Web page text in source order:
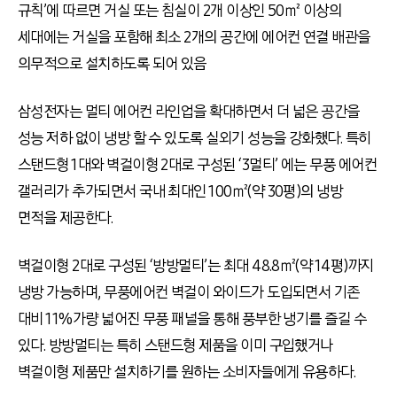
규칙’에 따르면 거실 또는 침실이 2개 이상인 50㎡ 이상의
세대에는 거실을 포함해 최소 2개의 공간에 에어컨 연결 배관을
의무적으로 설치하도록 되어 있음
삼성전자는 멀티 에어컨 라인업을 확대하면서 더 넓은 공간을
성능 저하 없이 냉방 할 수 있도록 실외기 성능을 강화했다. 특히
스탠드형 1대와 벽걸이형 2대로 구성된 ‘3멀티’ 에는 무풍 에어컨
갤러리가 추가되면서 국내 최대인 100㎡(약 30평)의 냉방
면적을 제공한다.
벽걸이형 2대로 구성된 ‘방방멀티’는 최대 48.8㎡(약 14평)까지
냉방 가능하며, 무풍에어컨 벽걸이 와이드가 도입되면서 기존
대비 11%가량 넓어진 무풍 패널을 통해 풍부한 냉기를 즐길 수
있다. 방방멀티는 특히 스탠드형 제품을 이미 구입했거나
벽걸이형 제품만 설치하기를 원하는 소비자들에게 유용하다.